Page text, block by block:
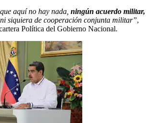
aquí no hay nada, ningún acuerdo militar,
, ni siquiera de cooperación conjunta militar”,
Política del Gobierno Nacional.